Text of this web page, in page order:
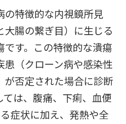
の特徴的な内視鏡所見
大腸の繋ぎ目）に生じる
です。この特徴的な潰瘍
患（クローン病や感染性
が否定された場合に診断
ては、腹痛、下痢、血便
症状に加え、発熱や全